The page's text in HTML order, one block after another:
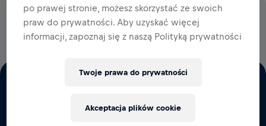
100% OPŁAT STARTOWYCH WESPRZE BADANIA NAD
RDZENIEM KRĘGOWYM
po prawej stronie, możesz skorzystać ze swoich
praw do prywatności. Aby uzyskać więcej
informacji, zapoznaj się z naszą Polityką prywatności
Twoje prawa do prywatności
Akceptacja plików cookie